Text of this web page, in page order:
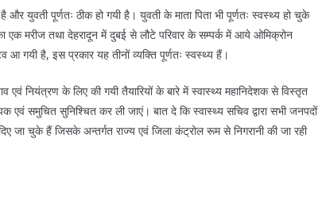
युवती पूर्णतः ठीक हो गयी है। युवती के माता पिता भी पूर्णतः स्वस्थ्य हो चुके
एक मरीज तथा देहरादून में दुबई से लौटे परिवार के सम्पर्क में आये ओमिक्रोन
आ गयी है, इस प्रकार यह तीनों व्यक्ति पूर्णतः स्वस्थ्य हैं।
नियंत्रण के लिए की गयी तैयारियों के बारे में स्वास्थ्य महानिदेशक से विस्तृत
एवं समुचित सुनिश्चित कर ली जाएं। बात दे कि स्वास्थ्य सचिव द्वारा सभी जनपदों
जा चुके हैं जिसके अन्तर्गत राज्य एवं जिला कंट्रोल रूम से निगरानी की जा रही